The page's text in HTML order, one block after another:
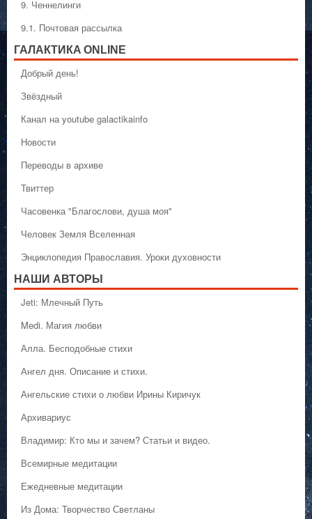
9. Ченнелинги
9.1. Почтовая рассылка
ГАЛАКТИКA ONLINE
Добрый день!
Звёздный
Канал на youtube galactikainfo
Новости
Переводы в архиве
Твиттер
Часовенка "Благослови, душа моя"
Человек Земля Вселенная
Энциклопедия Православия. Уроки духовности
НАШИ АВТОРЫ
Jeti: Млечный Путь
Medi. Магия любви
Алла. Бесподобные стихи
Ангел дня. Описание и стихи.
Ангельские стихи о любви Ирины Киричук
Архивариус
Владимир: Кто мы и зачем? Статьи и видео.
Всемирные медитации
Ежедневные медитации
Из Дома: Творчество Светланы